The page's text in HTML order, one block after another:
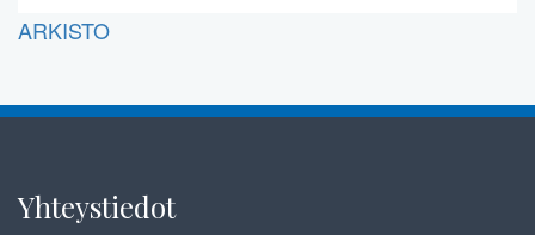
ARKISTO
Yhteystiedot